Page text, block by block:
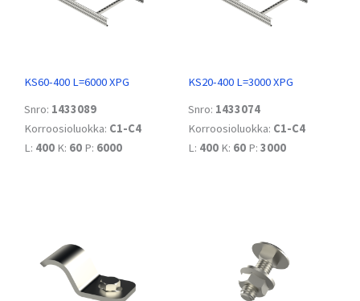
KS60-400 L=6000 XPG
Snro: 1433089
Korroosioluokka: C1-C4
L: 400 K: 60 P: 6000
KS20-400 L=3000 XPG
Snro: 1433074
Korroosioluokka: C1-C4
L: 400 K: 60 P: 3000